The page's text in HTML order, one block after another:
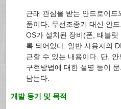
근래 관심을 받는 안드로이
품이다. 무선조종기 대신 안
OS가 설치된 장비(폰, 태블
록 되어있다. 일반 사용자의
근할 수 있는 내용이다. 단,
구현방법에 대한 설명 등이
남는다.
개발 동기 및 목적